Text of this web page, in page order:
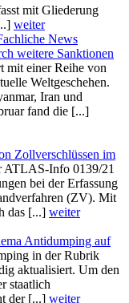
mit Gliederung
weiter
News
weitere Sanktionen
mit einer Reihe von
Weltgeschehen.
Iran und
fand die [...]
Zollverschlüssen im
Info 0139/21
bei der Erfassung
(ZV). Mit
das [...] weiter
Antidumping auf
in der Rubrik
aktualisiert. Um den
staatlich
der [...] weiter